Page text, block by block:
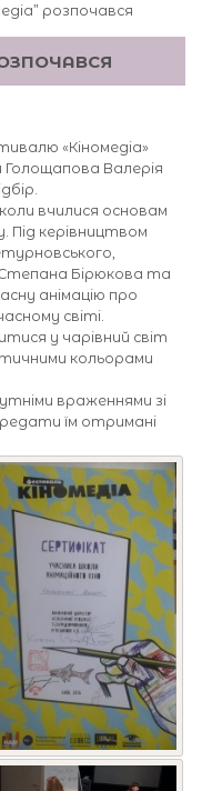
розпочався
«Кіномедіа»
Голощапова Валерія
вчилися основам
керівництвом
Бірюкова та
анімацію про
світі.
у чарівний світ
кольорами
враженнями зі
їм отримані